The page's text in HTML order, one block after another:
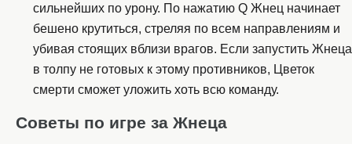
сильнейших по урону. По нажатию Q Жнец начинает
бешено крутиться, стреляя по всем направлениям и
убивая стоящих вблизи врагов. Если запустить Жнеца
в толпу не готовых к этому противников, Цветок
смерти сможет уложить хоть всю команду.
Советы по игре за Жнеца